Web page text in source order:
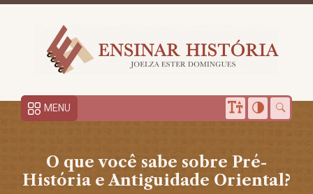
MENU
O que você sabe sobre Pré-
História e Antiguidade Oriental?